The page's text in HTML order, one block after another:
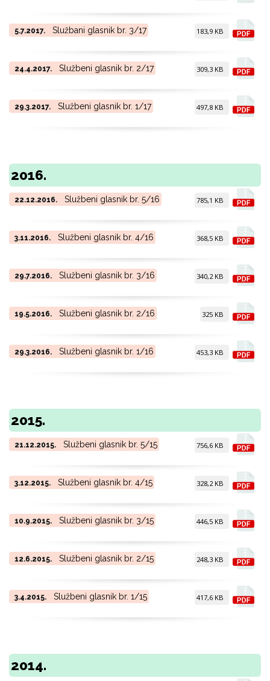
5.7.2017. Službani glasnik br. 3/17 183,9 KB
24.4.2017. Službeni glasnik br. 2/17 309,3 KB
29.3.2017. Službeni glasnik br. 1/17 497,8 KB
2016.
22.12.2016. Službeni glasnik br. 5/16 785,1 KB
3.11.2016. Službeni glasnik br. 4/16 368,5 KB
29.7.2016. Službeni glasnik br. 3/16 340,2 KB
19.5.2016. Službeni glasnik br. 2/16 325 KB
29.3.2016. Službeni glasnik br. 1/16 453,3 KB
2015.
21.12.2015. Službeni glasnik br. 5/15 756,6 KB
3.12.2015. Službeni glasnik br. 4/15 328,2 KB
10.9.2015. Službeni glasnik br. 3/15 446,5 KB
12.6.2015. Službeni glasnik br. 2/15 248,3 KB
3.4.2015. Službeni glasnik br. 1/15 417,6 KB
2014.